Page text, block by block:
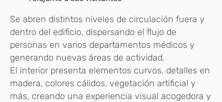
Se abren distintos niveles de circulación fuera y
dentro del edificio, dispersando el flujo de
personas en varios departamentos médicos y
generando nuevas áreas de actividad.
El interior presenta elementos curvos, detalles en
madera, colores cálidos, vegetación artificial y
más, creando una experiencia visual acogedora y